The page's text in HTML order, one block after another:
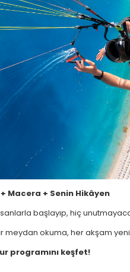
Macera + Senin Hikâyen
başlayıp, hiç
meydan okuma, her akşam
programını keşfet!